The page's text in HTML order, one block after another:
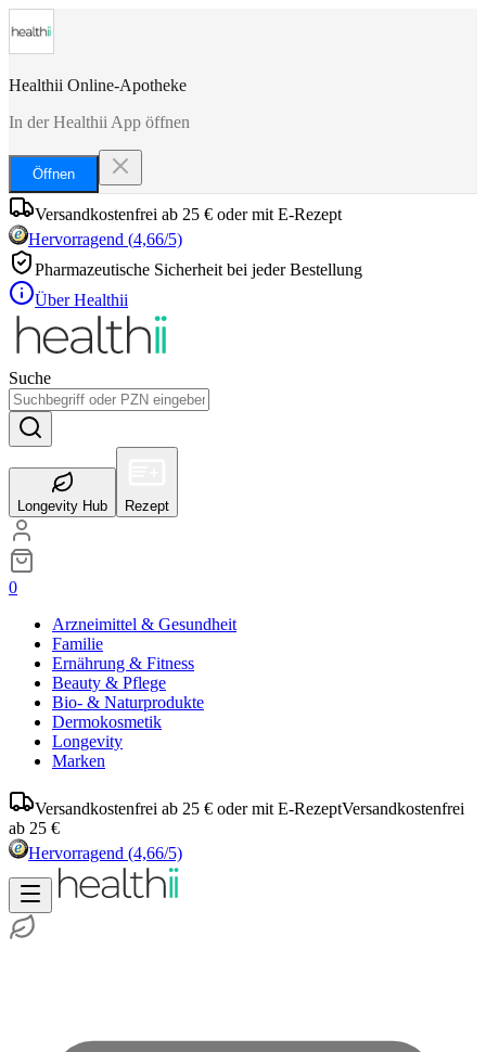
Healthii Online-Apotheke
In der Healthii App öffnen
Öffnen
Versandkostenfrei ab 25 € oder mit E-Rezept
Hervorragend (4,66/5)
Pharmazeutische Sicherheit bei jeder Bestellung
Über Healthii
Suche
Longevity Hub Rezept
0
Arzneimittel & Gesundheit
Familie
Ernährung & Fitness
Beauty & Pflege
Bio- & Naturprodukte
Dermokosmetik
Longevity
Marken
Versandkostenfrei ab 25 € oder mit E-RezeptVersandkostenfrei
ab 25 €
Hervorragend (4,66/5)